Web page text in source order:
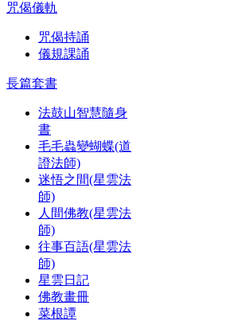
咒偈儀軌
咒偈持誦
儀規課誦
長篇套書
法鼓山智慧隨身
書
毛毛蟲變蝴蝶(道
證法師)
迷悟之間(星雲法
師)
人間佛教(星雲法
師)
往事百語(星雲法
師)
星雲日記
佛教畫冊
菜根譚